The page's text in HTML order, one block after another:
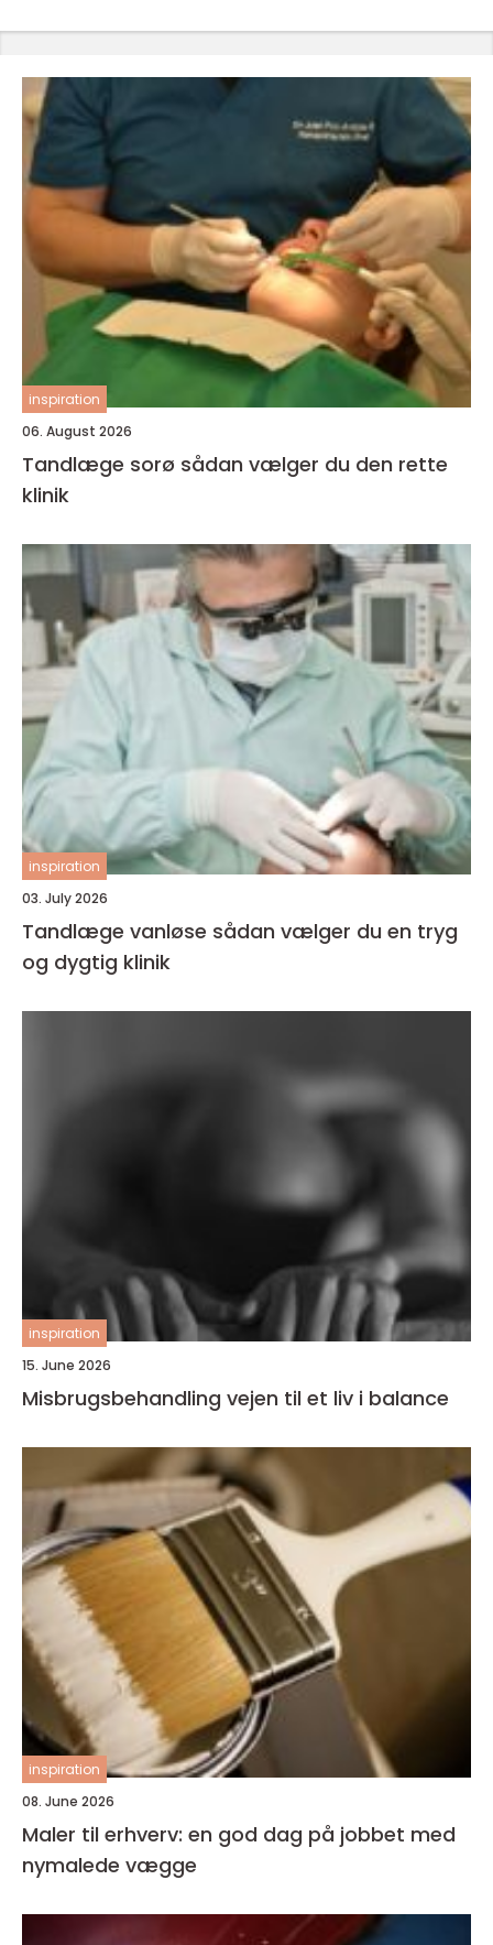
inspiration
06. August 2026
Tandlæge sorø sådan vælger du den rette
klinik
inspiration
03. July 2026
Tandlæge vanløse sådan vælger du en tryg
og dygtig klinik
inspiration
15. June 2026
Misbrugsbehandling vejen til et liv i balance
inspiration
08. June 2026
Maler til erhverv: en god dag på jobbet med
nymalede vægge